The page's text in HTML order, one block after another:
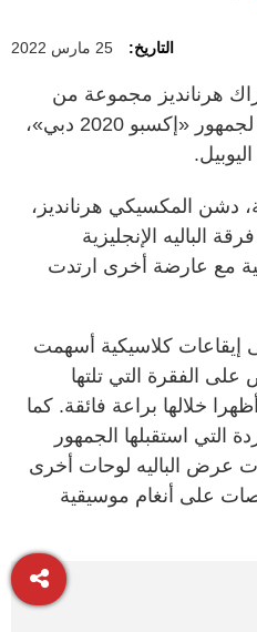
التاريخ: 25 مارس 2022
هرنانديز مجموعة من
الفنانين لتقديم عرض خاص لجمهور «إكسبو 2020 دبي»،
دشن المكسيكي هرنانديز،
الباليه الإنجليزية
مع عارضة أخرى ارتدت
إيقاعات كلاسيكية أسهمت
الفقرة التي تلتها
خلالها براعة فائقة. كما
التي استقبلها الجمهور
عرض الباليه لوحات أخرى
على أنغام موسيقية